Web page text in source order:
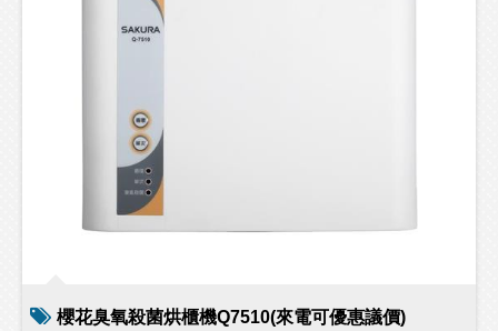
櫻花臭氧殺菌烘櫃機Q7510(來電可優惠議價)